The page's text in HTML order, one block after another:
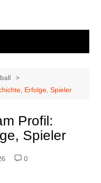
Erfolge, Spieler
Profil:
Spieler
0